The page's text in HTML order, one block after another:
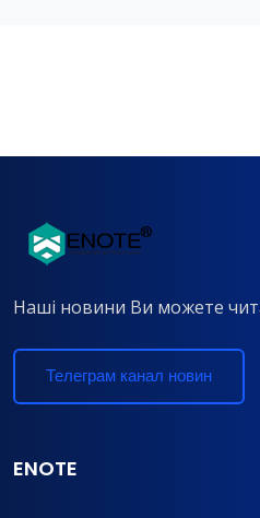
Наші новини Ви можете
Телеграм канал новин
ENOTE